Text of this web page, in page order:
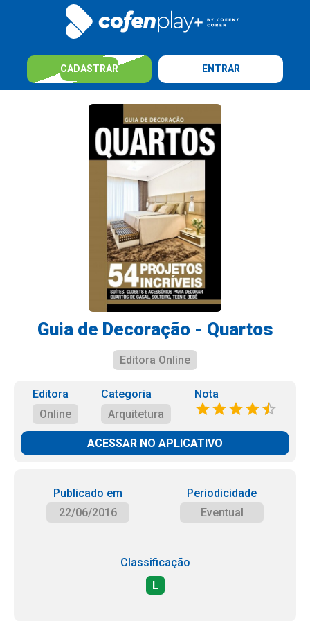
CADASTRAR ENTRAR
Guia de Decoração - Quartos
Editora Online
Editora
Online
Categoria
Arquitetura
Nota
ACESSAR NO APLICATIVO
Publicado em
22/06/2016
Periodicidade
Eventual
Classificação
L